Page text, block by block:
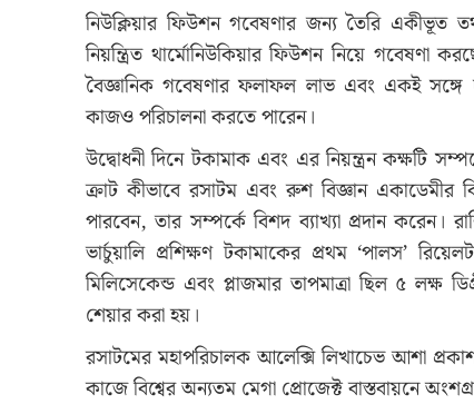
নিউক্লিয়ার ফিউশন গবেষণার জন্য তৈরি একীভূত
নিয়ন্ত্রিত থার্মোনিউকিয়ার ফিউশন নিয়ে গবেষণা
বৈজ্ঞানিক গবেষণার ফলাফল লাভ এবং একই সঙ্গে
কাজও পরিচালনা করতে পারেন।
উদ্বোধনী দিনে টকামাক এবং এর নিয়ন্ত্রন কক্ষটি
ক্রাট কীভাবে রসাটম এবং রুশ বিজ্ঞান একাডেমীর
পারবেন, তার সম্পর্কে বিশদ ব্যাখ্যা প্রদান করেন।
ভার্চুয়ালি প্রশিক্ষণ টকামাকের প্রথম ‘পালস’
মিলিসেকেন্ড এবং প্লাজমার তাপমাত্রা ছিল ৫ লক্ষ
শেয়ার করা হয়।
রসাটমের মহাপরিচালক আলেক্সি লিখাচেভ আশা
কাজে বিশ্বের অন্যতম মেগা প্রোজেক্ট বাস্তবায়নে